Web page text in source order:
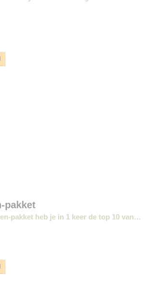
pakket
pakket heb je in 1 keer de top 10 van…